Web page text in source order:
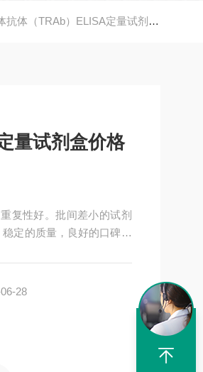
（TRAb）ELISA定量试剂盒价格
量试剂盒价格
复性好。批间差小的试剂
定的质量，良好的口碑，
28